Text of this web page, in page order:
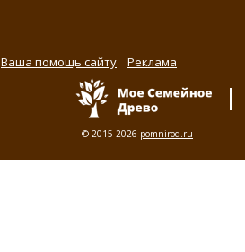
Ваша помощь сайту Реклама
© 2015-2026 pomnirod.ru